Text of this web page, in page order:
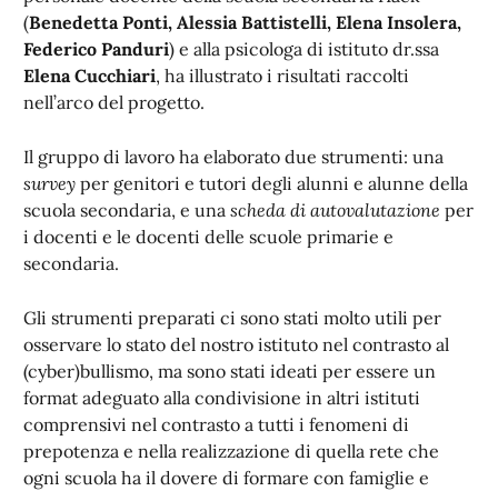
(Benedetta Ponti, Alessia Battistelli, Elena Insolera,
Federico Panduri) e alla psicologa di istituto dr.ssa
Elena Cucchiari, ha illustrato i risultati raccolti
nell’arco del progetto.
Il gruppo di lavoro ha elaborato due strumenti: una
survey per genitori e tutori degli alunni e alunne della
scuola secondaria, e una scheda di autovalutazione per
i docenti e le docenti delle scuole primarie e
secondaria.
Gli strumenti preparati ci sono stati molto utili per
osservare lo stato del nostro istituto nel contrasto al
(cyber)bullismo, ma sono stati ideati per essere un
format adeguato alla condivisione in altri istituti
comprensivi nel contrasto a tutti i fenomeni di
prepotenza e nella realizzazione di quella rete che
ogni scuola ha il dovere di formare con famiglie e